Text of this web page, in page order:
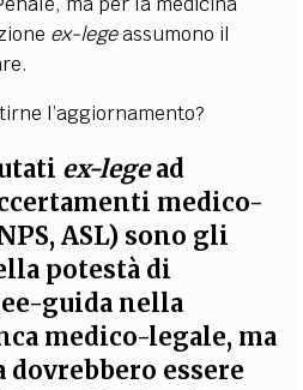
ex-legeassumono il
l’aggiornamento?
ex-legead
medico-
ASL) sono gli
potestà di
guida nella
medico-legale, ma
essere